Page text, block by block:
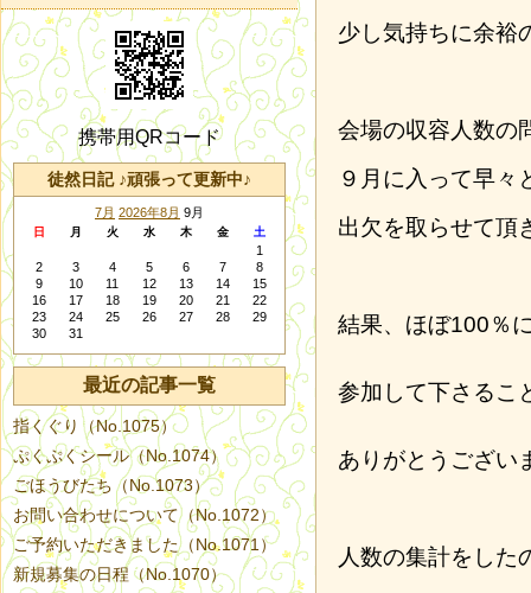
少し気持ちに余裕
会場の収容人数の
９月に入って早々
出欠を取らせて頂
結果、ほぼ100％
参加して下さるこ
ありがとうござい
人数の集計をした
携帯用QRコード
徒然日記 ♪頑張って更新中♪
7月 2026年8月 9月
日 月 火 水 木 金 土
1
2
3 4 5 6 7
8
9
10 11 12 13 14
15
16
17 18 19 20 21
22
23
24 25 26 27 28
29
30
31
最近の記事一覧
指くぐり（No.1075）
ぷくぷくシール（No.1074）
ごほうびたち（No.1073）
お問い合わせについて（No.1072）
ご予約いただきました（No.1071）
新規募集の日程（No.1070）